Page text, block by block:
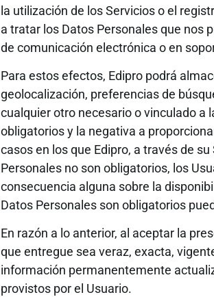
la utilización de los Servicios o el
a tratar los Datos Personales que nos
de comunicación electrónica o en
Para estos efectos, Edipro podrá
geolocalización, preferencias de
cualquier otro necesario o vinculado a
obligatorios y la negativa a
casos en los que Edipro, a través de
Personales no son obligatorios, los
consecuencia alguna sobre la
Datos Personales son obligatorios
En razón a lo anterior, al aceptar la
que entregue sea veraz, exacta,
información permanentemente
provistos por el Usuario.